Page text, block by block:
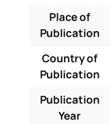
Place of
Publication
Country of
Publication
Publication
Year